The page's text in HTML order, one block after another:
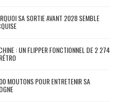
SA SORTIE AVANT 2028 SEMBLE
: UN FLIPPER FONCTIONNEL DE 2 274
MOUTONS POUR ENTRETENIR SA